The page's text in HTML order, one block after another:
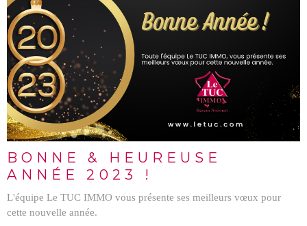
BONNE & HEUREUSE
ANNÉE 2023 !
L'équipe Le TUC IMMO vous présente ses meilleurs vœux pour
cette nouvelle année.
LIRE L'ARTICLE